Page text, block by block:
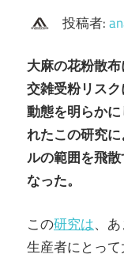
投稿者:
大麻の花粉散
交雑受粉リス
動態を明らか
れたこの研究
ルの範囲を飛
なった。
この研究は、
生産者にとっ